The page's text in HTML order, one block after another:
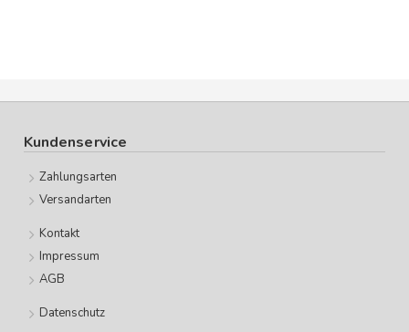
Kundenservice
Zahlungsarten
Versandarten
Kontakt
Impressum
AGB
Datenschutz